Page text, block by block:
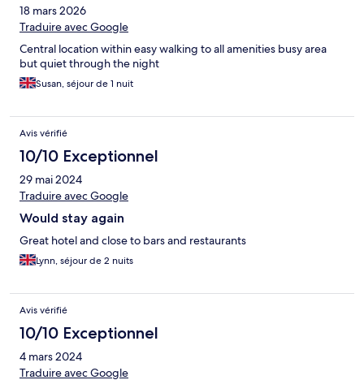
18 mars 2026
Traduire avec Google
Central location within easy walking to all amenities busy area
but quiet through the night
Susan, séjour de 1 nuit
Avis vérifié
10/10 Exceptionnel
29 mai 2024
Traduire avec Google
Would stay again
Great hotel and close to bars and restaurants
Lynn, séjour de 2 nuits
Avis vérifié
10/10 Exceptionnel
4 mars 2024
Traduire avec Google